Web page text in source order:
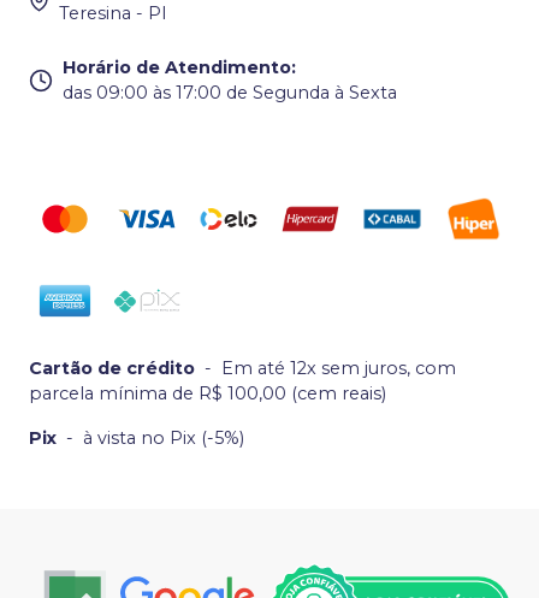
Teresina - PI
Horário de Atendimento:
das 09:00 às 17:00 de Segunda à Sexta
Cartão de crédito - Em até 12x sem juros, com
parcela mínima de R$ 100,00 (cem reais)
Pix - à vista no Pix (-5%)